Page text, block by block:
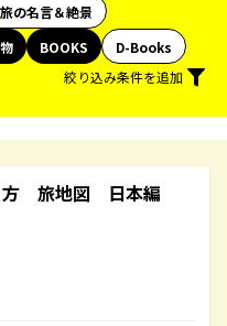
の名言＆絶景
BOOKS
D-Books
絞り込み条件を追加
方 旅地図 日本編